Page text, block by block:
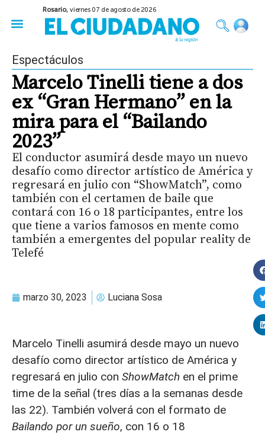
Rosario,viernes 07 de agosto de 2026
Espectáculos
Marcelo Tinelli tiene a dos
ex “Gran Hermano” en la
mira para el “Bailando
2023”
El conductor asumirá desde mayo un nuevo
desafío como director artístico de América y
regresará en julio con “ShowMatch”, como
también con el certamen de baile que
contará con 16 o 18 participantes, entre los
que tiene a varios famosos en mente como
también a emergentes del popular reality de
Telefé
marzo 30, 2023 Luciana Sosa
Marcelo Tinelli asumirá desde mayo un nuevo
desafío como director artístico de América y
regresará en julio con ShowMatch en el prime
time de la señal (tres días a la semanas desde
las 22). También volverá con el formato de
Bailando por un sueño, con 16 o 18